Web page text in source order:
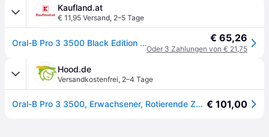
Kaufland.at
€ 11,95 Versand, 2–5 Tage
Oral-B Pro 3 3500 Black Edition +Reise-Etui JAS22 € 65,26
Oder 3 Zahlungen von € 21,75
Hood.de
Versandkostenfrei, 2–4 Tage
Oral-B Pro 3 3500, Erwachsener, Rotierende Zahnbürste, Tägliche Pflege, Sensibel, Whi € 101,00